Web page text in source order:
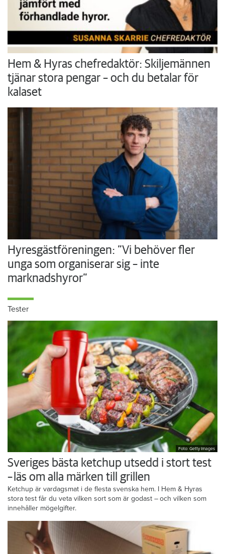
Hem & Hyras chefredaktör: Skiljemännen
tjänar stora pengar – och du betalar för
kalaset
Hyresgästföreningen: ”Vi behöver fler
unga som organiserar sig – inte
marknadshyror”
Tester
Foto: Getty Images
Sveriges bästa ketchup utsedd i stort test
– läs om alla märken till grillen
Ketchup är vardagsmat i de flesta svenska hem. I Hem & Hyras
stora test får du veta vilken sort som är godast – och vilken som
innehåller mögelgifter.